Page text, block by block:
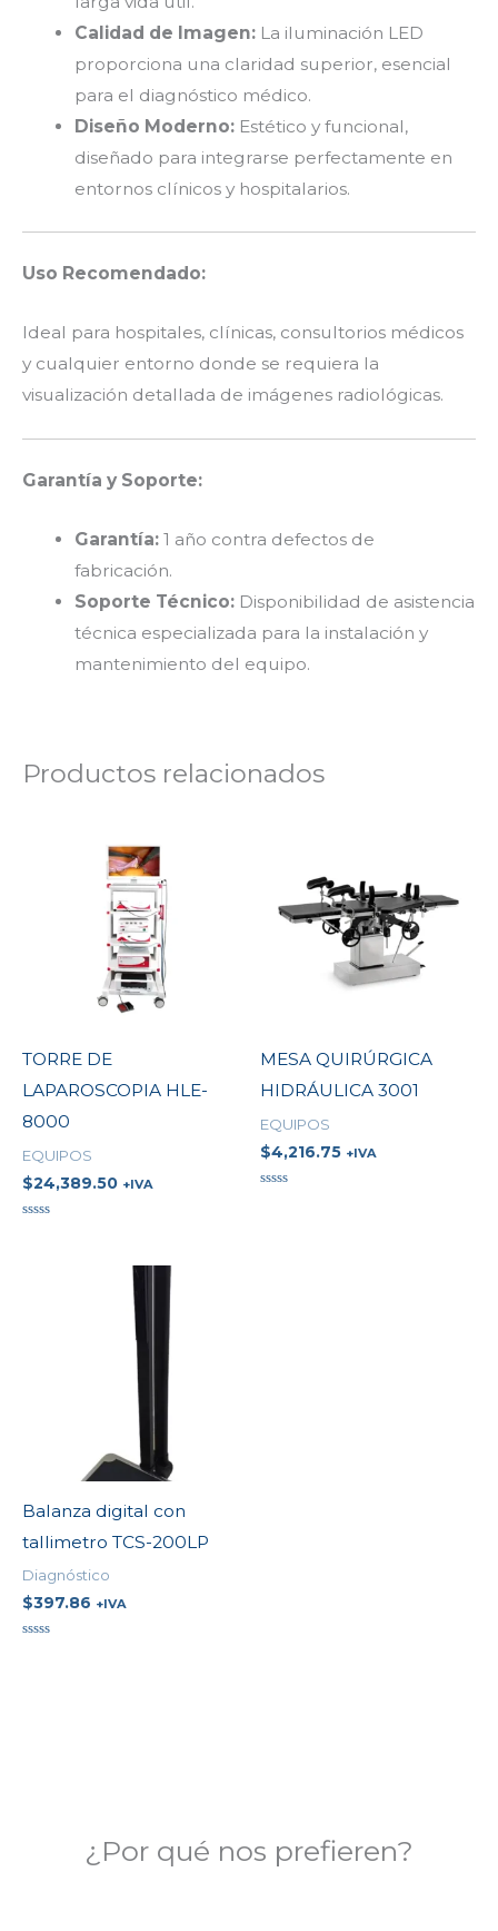
Calidad de Imagen:La iluminación LED
proporciona una claridad superior, esencial
para el diagnóstico médico.
Diseño Moderno:Estético y funcional,
diseñado para integrarse perfectamente en
entornos clínicos y hospitalarios.
Uso Recomendado:
Ideal para hospitales, clínicas, consultorios médicos
y cualquier entorno donde se requiera la
visualización detallada de imágenes radiológicas.
Garantía y Soporte:
Garantía:1 año contra defectos de
fabricación.
Soporte Técnico:Disponibilidad de asistencia
técnica especializada para la instalación y
mantenimiento del equipo.
Productos relacionados
TORRE DE
LAPAROSCOPIA HLE-
8000
EQUIPOS
$24,389.50 +IVA
MESA QUIRÚRGICA
HIDRÁULICA 3001
EQUIPOS
$4,216.75 +IVA
Balanza digital con
tallimetro TCS-200LP
Diagnóstico
$397.86 +IVA
¿Por qué nos prefieren?